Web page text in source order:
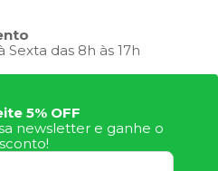
Sexta das 8h às 17h
Regulamento
5% OFF
newsletter e ganhe o